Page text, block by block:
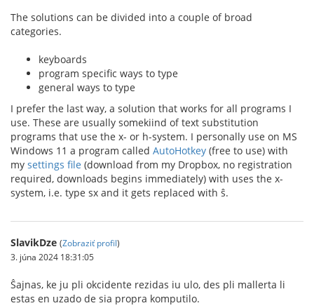
The solutions can be divided into a couple of broad
categories.
keyboards
program specific ways to type
general ways to type
I prefer the last way, a solution that works for all programs I
use. These are usually somekiind of text substitution
programs that use the x- or h-system. I personally use on MS
Windows 11 a program called AutoHotkey (free to use) with
my settings file (download from my Dropbox, no registration
required, downloads begins immediately) with uses the x-
system, i.e. type sx and it gets replaced with ŝ.
SlavikDze (Zobraziť profil)
3. júna 2024 18:31:05
Ŝajnas, ke ju pli okcidente rezidas iu ulo, des pli mallerta li
estas en uzado de sia propra komputilo.